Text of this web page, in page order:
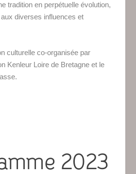
tradition en perpétuelle évolution,
diverses influences et
culturelle co-organisée par
Kenleur Loire de Bretagne et le
2023